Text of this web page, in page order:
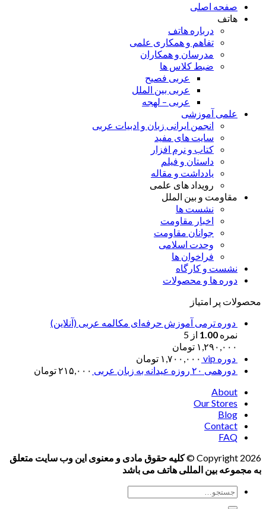
صفحه اصلی
هاتف
درباره هاتف
تفاهم و همکاری علمی
مدرسان و همکاران
ضبط کلاس ها
عربی فصیح
عربی بین الملل
عربی – لهجه
علمی آموزشی
انجمن ایرانی زبان و ادبیات عربی
سایت های مفید
کتاب و نرم افزار
داستان و فیلم
یادداشت و مقاله
رویداد های علمی
مقاومت و بین الملل
نشست ها
اخبار مقاومت
جوانان مقاومت
وحدت اسلامی
فراخوان ها
نشست و کارگاه
دوره ها و محصولات
محصولات پر امتیاز
دوره ترمی آموزش حرفه‌ای مکالمه عربی (آنلاین)
نمره 1.00 از 5
۱,۲۹۰,۰۰۰ تومان
دوره vip
۱,۷۰۰,۰۰۰ تومان
دورهمی ۲۰ روزه عیدانه به زبان عربی
۲۱۵,۰۰۰تومان
About
Our Stores
Blog
Contact
FAQ
Copyright 2026 ©
کلیه حقوق مادی و معنوی این وب سایت متعلق
به مجموعه بین المللی هاتف می باشد
جستجو
برای: